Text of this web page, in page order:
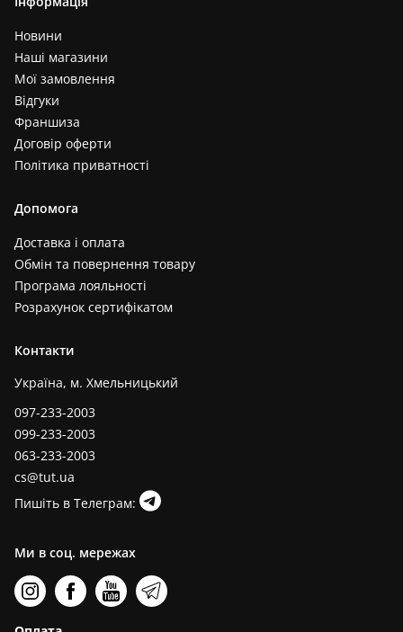
Новини
Наші магазини
Мої замовлення
Відгуки
Франшиза
Договір оферти
Політика приватності
Допомога
Доставка і оплата
Обмін та повернення товару
Програма лояльності
Розрахунок сертифікатом
Контакти
Україна, м. Хмельницький
097-233-2003
099-233-2003
063-233-2003
cs@tut.ua
Пишіть в Телеграм:
Ми в соц. мережах